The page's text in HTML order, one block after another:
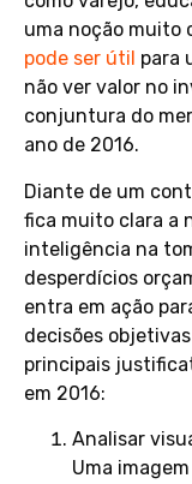
uma noção muito
pode ser útil para
não ver valor no
conjuntura do
ano de 2016.
Diante de um
fica muito clara a
inteligência na
desperdícios
entra em ação
decisões
principais
em 2016:
Analisar
Uma